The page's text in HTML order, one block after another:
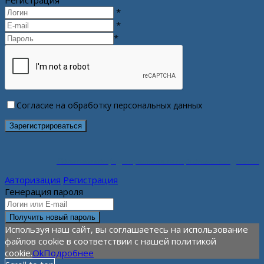
*
*
*
Согласие на обработку персональных данных
Авторизация Регистрация
Генерация пароля
Используя наш сайт, вы соглашаетесь на использование
файлов cookie в соответствии с нашей политикой
cookie.OkПодробнее